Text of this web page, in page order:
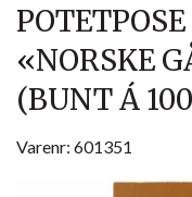
«NORSKE
(BUNT Á
Varenr: 601351